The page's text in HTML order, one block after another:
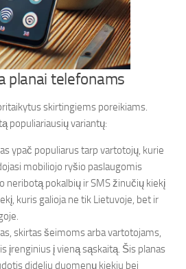
planai telefonams
skirtingiems poreikiams.
populiariausių variantų:
ypač populiarus tarp vartotojų, kurie
mobiliojo ryšio paslaugomis
neribotą pokalbių ir SMS žinučių kiekį
kuris galioja ne tik Lietuvoje, bet ir
skirtas šeimoms arba vartotojams,
įrenginius į vieną sąskaitą. Šis planas
dideliu duomenų kiekiu bei